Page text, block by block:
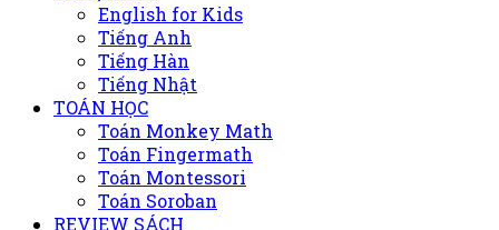
English for Kids
Tiếng Anh
Tiếng Hàn
Tiếng Nhật
TOÁN HỌC
Toán Monkey Math
Toán Fingermath
Toán Montessori
Toán Soroban
REVIEW SÁCH